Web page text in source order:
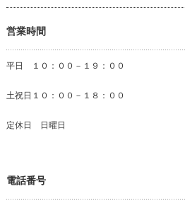
営業時間
平日 １０：００－１９：００
土祝日１０：００－１８：００
定休日 日曜日
電話番号